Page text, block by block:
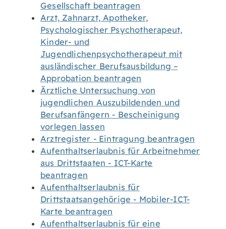
Gesellschaft beantragen
Arzt, Zahnarzt, Apotheker,
Psychologischer Psychotherapeut,
Kinder- und
Jugendlichenpsychotherapeut mit
ausländischer Berufsausbildung –
Approbation beantragen
Ärztliche Untersuchung von
jugendlichen Auszubildenden und
Berufsanfängern - Bescheinigung
vorlegen lassen
Arztregister - Eintragung beantragen
Aufenthaltserlaubnis für Arbeitnehmer
aus Drittstaaten - ICT-Karte
beantragen
Aufenthaltserlaubnis für
Drittstaatsangehörige - Mobiler-ICT-
Karte beantragen
Aufenthaltserlaubnis für eine